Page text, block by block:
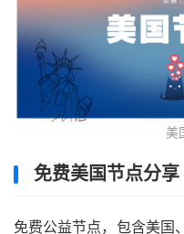
美
免费美国节点分享
免费公益节点，包含美国